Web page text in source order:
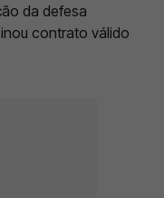
da defesa
contrato válido